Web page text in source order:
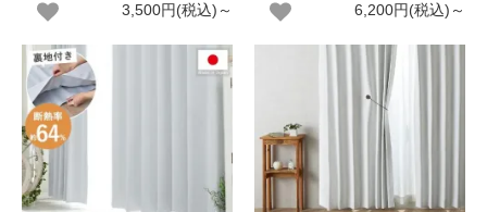
3,500円(税込)～
6,200円(税込)～